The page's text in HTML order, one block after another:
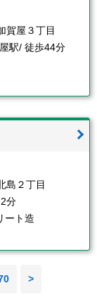
賀屋３丁目
駅/ 徒歩44分
島２丁目
分
ート造
>